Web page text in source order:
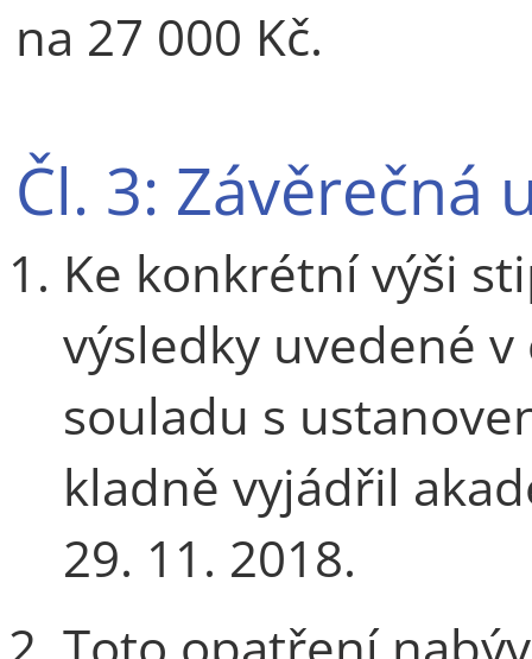
na 27 000 Kč.
Čl. 3: Závěrečná
Ke konkrétní výši
výsledky uvedené
souladu s
kladně vyjádřil
29. 11. 2018.